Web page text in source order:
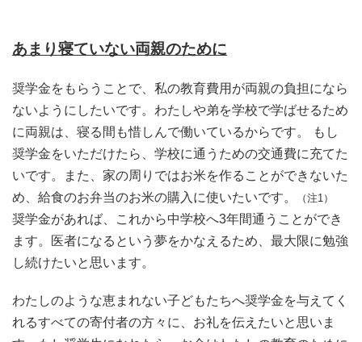
あまり寝ていない両親のために
奨学金をもらうことで、私の教育費用が両親の負担になら
ないようにしたいです。わたしや弟を学校で学ばせるため
に両親は、寝る間も惜しんで働いているからです。 もし
奨学金をいただけたら、学校に通うための交通費に充てた
いです。また、家の周りではお米を作ることができないた
め、給食のお弁当のお米の購入に使いたいです。
（注1）
奨学金があれば、これから中学校へ3年間通うことができ
ます。医者になるという夢をかなえるため、最大限に勉強
し続けたいと思います。
わたしのような恵まれない子どもたちへ奨学金を与えてく
れるすべての寄付者の方々に、お礼を伝えたいと思いま